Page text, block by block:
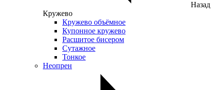
Назад
Кружево
Кружево объёмное
Купонное кружево
Расшитое бисером
Сутажное
Тонкое
Неопрен